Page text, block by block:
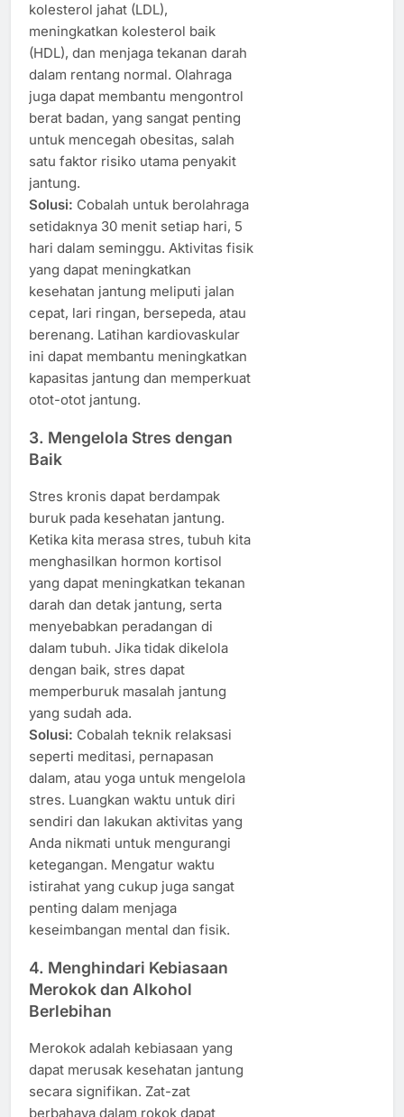
kolesterol jahat (LDL),
meningkatkan kolesterol baik
(HDL), dan menjaga tekanan darah
dalam rentang normal. Olahraga
juga dapat membantu mengontrol
berat badan, yang sangat penting
untuk mencegah obesitas, salah
satu faktor risiko utama penyakit
jantung.
Solusi: Cobalah untuk berolahraga
setidaknya 30 menit setiap hari, 5
hari dalam seminggu. Aktivitas fisik
yang dapat meningkatkan
kesehatan jantung meliputi jalan
cepat, lari ringan, bersepeda, atau
berenang. Latihan kardiovaskular
ini dapat membantu meningkatkan
kapasitas jantung dan memperkuat
otot-otot jantung.
3. Mengelola Stres dengan
Baik
Stres kronis dapat berdampak
buruk pada kesehatan jantung.
Ketika kita merasa stres, tubuh kita
menghasilkan hormon kortisol
yang dapat meningkatkan tekanan
darah dan detak jantung, serta
menyebabkan peradangan di
dalam tubuh. Jika tidak dikelola
dengan baik, stres dapat
memperburuk masalah jantung
yang sudah ada.
Solusi: Cobalah teknik relaksasi
seperti meditasi, pernapasan
dalam, atau yoga untuk mengelola
stres. Luangkan waktu untuk diri
sendiri dan lakukan aktivitas yang
Anda nikmati untuk mengurangi
ketegangan. Mengatur waktu
istirahat yang cukup juga sangat
penting dalam menjaga
keseimbangan mental dan fisik.
4. Menghindari Kebiasaan
Merokok dan Alkohol
Berlebihan
Merokok adalah kebiasaan yang
dapat merusak kesehatan jantung
secara signifikan. Zat-zat
berbahaya dalam rokok dapat